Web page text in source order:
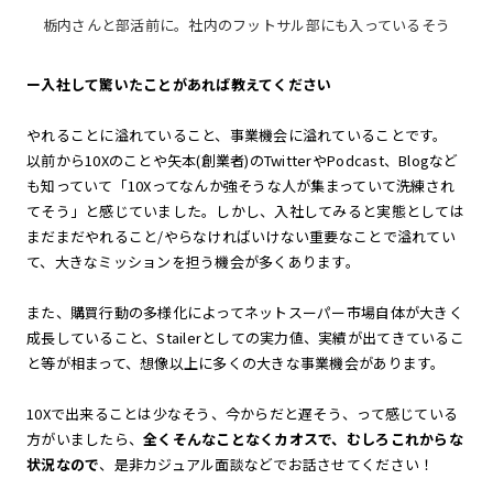
栃内さんと部活前に。社内のフットサル部にも入っているそう
ー入社して驚いたことがあれば教えてください
やれることに溢れていること、事業機会に溢れていることです。
以前から10Xのことや矢本(創業者)のTwitterやPodcast、Blogなど
も知っていて「10Xってなんか強そうな人が集まっていて洗練され
てそう」と感じていました。しかし、入社してみると実態としては
まだまだやれること/やらなければいけない重要なことで溢れてい
て、大きなミッションを担う機会が多くあります。
また、購買行動の多様化によってネットスーパー市場自体が大きく
成長していること、Stailerとしての実力値、実績が出てきているこ
と等が相まって、想像以上に多くの大きな事業機会があります。
10Xで出来ることは少なそう、今からだと遅そう、って感じている
方がいましたら、全くそんなことなくカオスで、むしろこれからな
状況なので、是非カジュアル面談などでお話させてください！